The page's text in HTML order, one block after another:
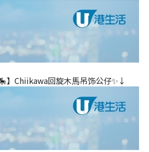
】Chiikawa回旋木⾺吊饰公仔✨↓